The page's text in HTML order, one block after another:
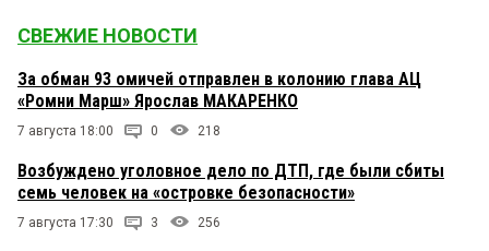
СВЕЖИЕ НОВОСТИ
За обман 93 омичей отправлен в колонию глава АЦ
«Ромни Марш» Ярослав МАКАРЕНКО
7 августа 18:00 0 218
Возбуждено уголовное дело по ДТП, где были сбиты
семь человек на «островке безопасности»
7 августа 17:30 3 256